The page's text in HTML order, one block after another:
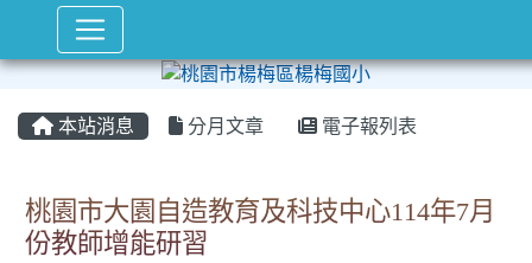
本站消息 分月文章 電子報列表
桃園市大園自造教育及科技中心114年7月
份教師增能研習